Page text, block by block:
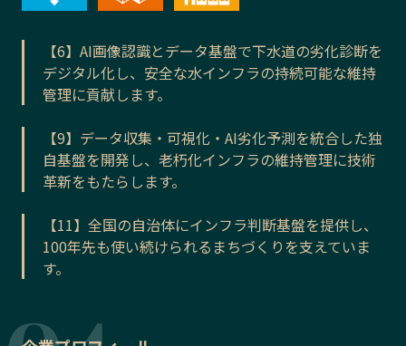
【6】AI画像認識とデータ基盤で下水道の劣化診断を
デジタル化し、安全な水インフラの持続可能な維持
管理に貢献します。
【9】データ収集・可視化・AI劣化予測を統合した独
自基盤を開発し、老朽化インフラの維持管理に技術
革新をもたらします。
【11】全国の自治体にインフラ判断基盤を提供し、
100年先も使い続けられるまちづくりを支えていま
す。